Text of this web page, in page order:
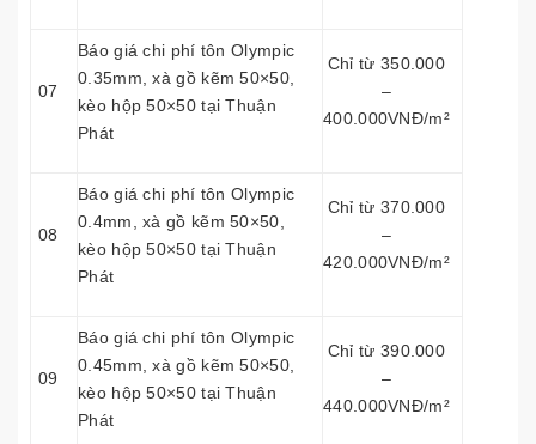
07
Báo giá chi phí tôn Olympic
0.35mm, xà gồ kẽm 50×50,
kèo hộp 50×50 tại Thuận
Phát
Chỉ từ 350.000
–
400.000VNĐ/m²
08
Báo giá chi phí tôn Olympic
0.4mm, xà gồ kẽm 50×50,
kèo hộp 50×50 tại Thuận
Phát
Chỉ từ 370.000
–
420.000VNĐ/m²
09
Báo giá chi phí tôn Olympic
0.45mm, xà gồ kẽm 50×50,
kèo hộp 50×50 tại Thuận
Phát
Chỉ từ 390.000
–
440.000VNĐ/m²